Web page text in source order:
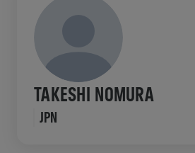
TAKESHI NOMURA
JPN